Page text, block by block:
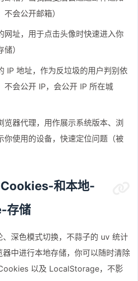
会公开邮箱）
网址，用于点击头像时快速进入你
）
IP 地址，作为反垃圾的用户判别依
不会公开 IP，会公开 IP 所在城
览器代理，用作展示系统版本、浏
你使用的设备，快速定位问题（被
和本地-
存储
深色模式切换，不蒜子的 uv 统计
中进行本地存储，你可以随时清除
以及 LocalStorage，不影